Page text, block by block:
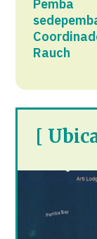
Pemba
Rauch
[